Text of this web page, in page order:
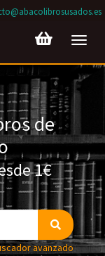
de
1€
avanzado